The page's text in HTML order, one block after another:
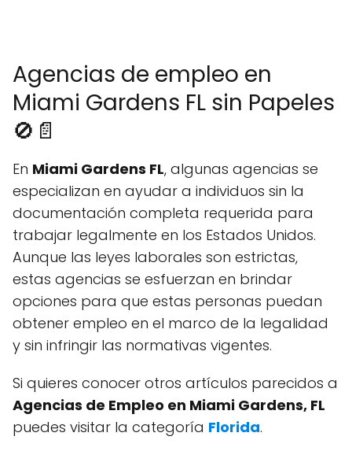
Agencias de empleo en
Miami Gardens FL sin Papeles
🚫📄
En Miami Gardens FL, algunas agencias se
especializan en ayudar a individuos sin la
documentación completa requerida para
trabajar legalmente en los Estados Unidos.
Aunque las leyes laborales son estrictas,
estas agencias se esfuerzan en brindar
opciones para que estas personas puedan
obtener empleo en el marco de la legalidad
y sin infringir las normativas vigentes.
Si quieres conocer otros artículos parecidos a
Agencias de Empleo en Miami Gardens, FL
puedes visitar la categoría Florida.